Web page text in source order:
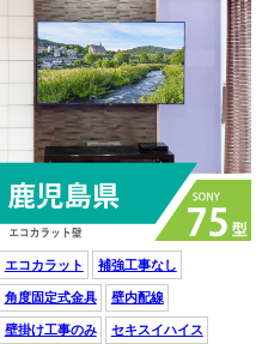
エコカラット 補強工事なし
角度固定式金具 壁内配線
壁掛け工事のみ セキスイハイス